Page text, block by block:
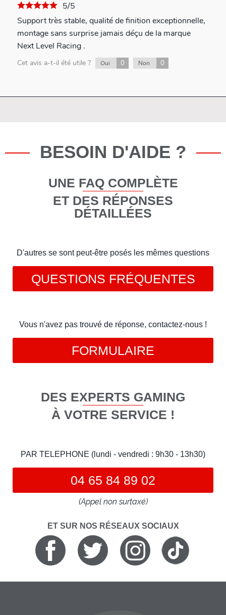
5/5
Support très stable, qualité de finition exceptionnelle,
montage sans surprise jamais déçu de la marque
Next Level Racing .
Cet avis a-t-il été utile ? Oui 0 Non 0
BESOIN D'AIDE ?
UNE FAQ COMPLÈTE
ET DES RÉPONSES
DÉTAILLÉES
D'autres se sont peut-être posés les mêmes questions
QUESTIONS FRÉQUENTES
Vous n'avez pas trouvé de réponse, contactez-nous !
FORMULAIRE
DES EXPERTS GAMING
À VOTRE SERVICE !
PAR TELEPHONE (lundi - vendredi : 9h30 - 13h30)
04 65 84 89 02
(Appel non surtaxé)
ET SUR NOS RÉSEAUX SOCIAUX